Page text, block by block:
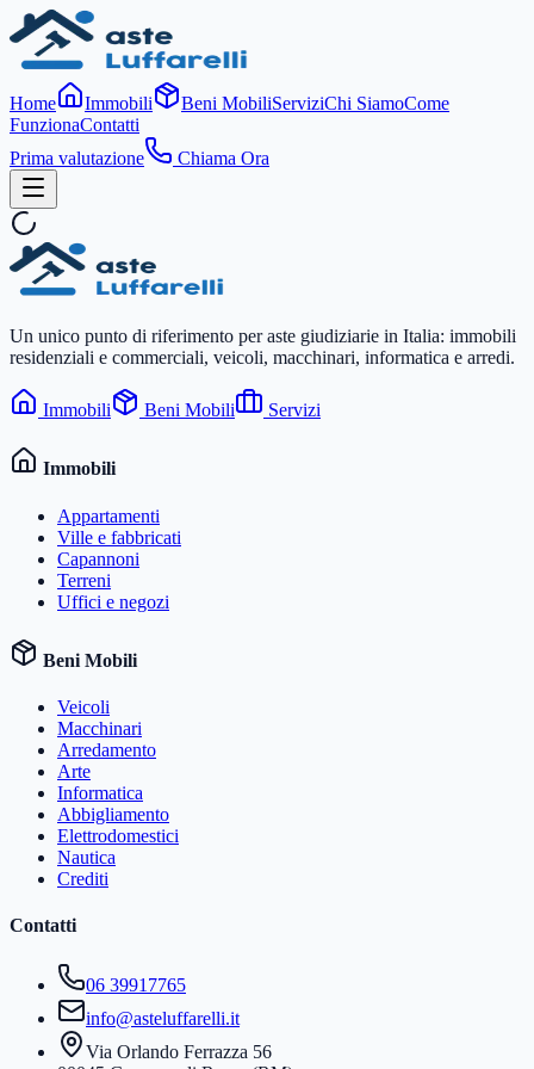
Home Immobili Beni MobiliServiziChi SiamoCome
FunzionaContatti
Prima valutazione
Chiama Ora
Un unico punto di riferimento per aste giudiziarie in Italia: immobili
residenziali e commerciali, veicoli, macchinari, informatica e arredi.
Immobili Beni Mobili Servizi
Immobili
Appartamenti
Ville e fabbricati
Capannoni
Terreni
Uffici e negozi
Beni Mobili
Veicoli
Macchinari
Arredamento
Arte
Informatica
Abbigliamento
Elettrodomestici
Nautica
Crediti
Contatti
06 39917765
info@asteluffarelli.it
Via Orlando Ferrazza 56